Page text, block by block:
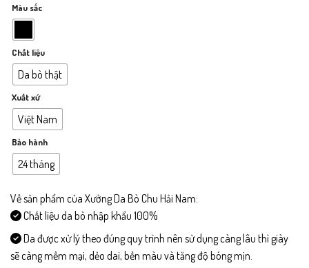
Màu sắc
Chất liệu
Da bò thật
Xuất xứ
Việt Nam
Bảo hành
24 tháng
Về sản phẩm của Xưởng Da Bò Chu Hải Nam:
Chất liệu da bò nhập khẩu 100%
Da được xử lý theo đúng quy trình nên sử dụng càng lâu thì giày
sẽ càng mềm mại, dẻo dai, bền màu và tăng độ bóng mịn.